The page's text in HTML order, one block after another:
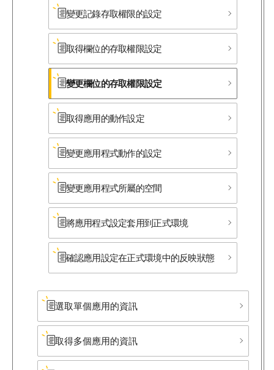
變更記錄存取權限的設定
取得欄位的存取權限設定
變更欄位的存取權限設定
取得應用的動作設定
變更應用程式動作的設定
變更應用程式所​屬的​空間
將應用程式設定套用到正式環境
確認應用設定在正式環境中的反映狀態
選取單個應用的資訊
取得多個應用的資訊